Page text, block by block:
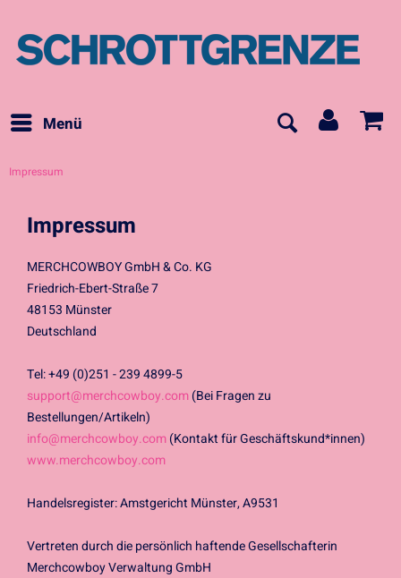
Menü
Impressum
Impressum
MERCHCOWBOY GmbH & Co. KG
Friedrich-Ebert-Straße 7
48153 Münster
Deutschland
Tel: +49 (0)251 - 239 4899-5
support@merchcowboy.com(Bei Fragen zu
Bestellungen/Artikeln)
info@merchcowboy.com(Kontakt für Geschäftskund*innen)
www.merchcowboy.com
Handelsregister: Amstgericht Münster, A9531
Vertreten durch die persönlich haftende Gesellschafterin
Merchcowboy Verwaltung GmbH